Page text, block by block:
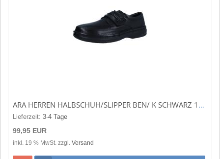
ARA HERREN HALBSCHUH/SLIPPER BEN/ K SCHWARZ 11-17101-01
Lieferzeit: 3-4 Tage
99,95 EUR
inkl. 19 % MwSt. zzgl. Versand